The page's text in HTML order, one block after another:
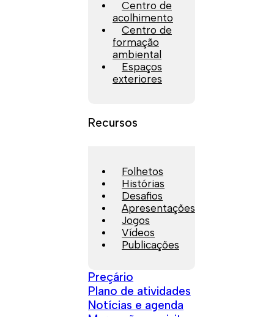
Centro de
acolhimento
Centro de
formação
ambiental
Espaços
exteriores
Recursos
Folhetos
Histórias
Desafios
Apresentações
Jogos
Vídeos
Publicações
Preçário
Plano de atividades
Notícias e agenda